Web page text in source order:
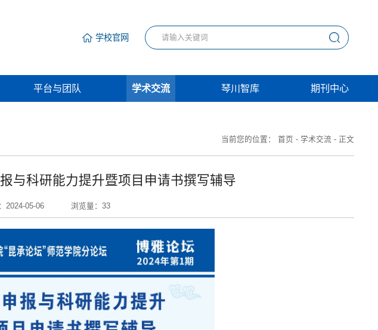
学校官网
平台与团队 学术交流 琴川智库 期刊中心
当前您的位置： 首页 - 学术交流 - 正文
与科研能力提升暨项目申请书撰写辅导
2024-05-06 浏览量：33